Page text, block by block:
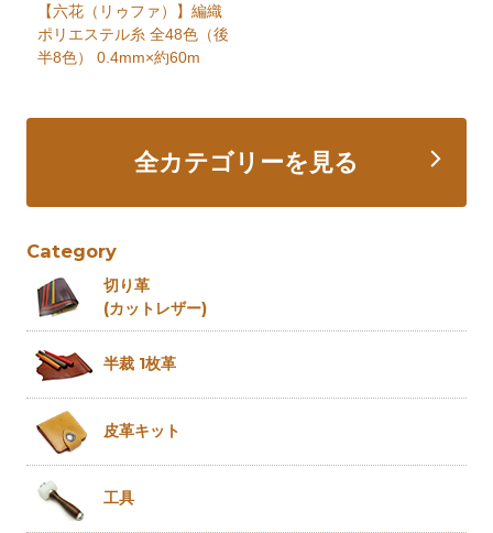
【六花（リゥファ）】編織
ポリエステル糸 全48色（後
半8色） 0.4mm×約60m
全カテゴリーを見る
Category
切り革
(カットレザー)
半裁 1枚革
皮革キット
工具